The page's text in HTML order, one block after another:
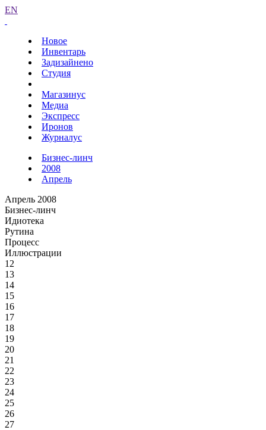
EN
Новое
Инвентарь
Задизайнено
Студия
Магазинус
Медиа
Экспресс
Иронов
Журналус
Бизнес-линч
2008
Апрель
Апрель 2008
Бизнес-линч
Идиотека
Рутина
Процесс
Иллюстрации
12
13
14
15
16
17
18
19
20
21
22
23
24
25
26
27